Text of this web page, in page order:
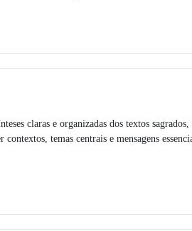
claras e organizadas dos textos sagrados,
temas centrais e mensagens